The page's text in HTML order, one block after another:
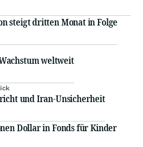
steigt dritten Monat in Folge
weltweit
und Iran-Unsicherheit
Dollar in Fonds für Kinder